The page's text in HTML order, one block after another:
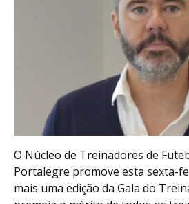
O Núcleo de Treinadores de
Portalegre promove esta sexta-
mais uma edição da Gala do